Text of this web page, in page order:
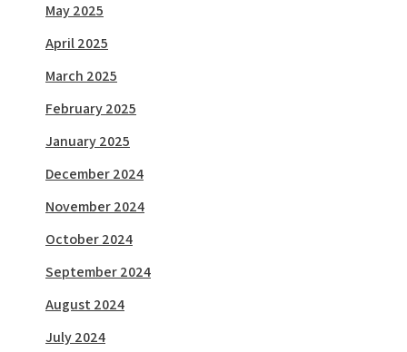
May 2025
April 2025
March 2025
February 2025
January 2025
December 2024
November 2024
October 2024
September 2024
August 2024
July 2024